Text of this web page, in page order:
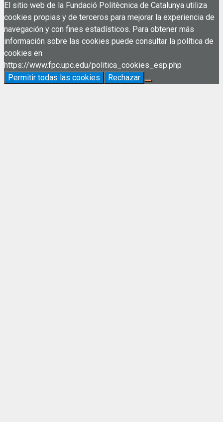
El sitio web de la Fundació Politècnica de Catalunya utiliza
cookies propias y de terceros para mejorar la experiencia de
navegación y con fines estadísticos. Para obtener más
información sobre las cookies puede consultar la política de
cookies en
https://www.fpc.upc.edu/politica_cookies_esp.php
Permitir todas las cookies
Rechazar